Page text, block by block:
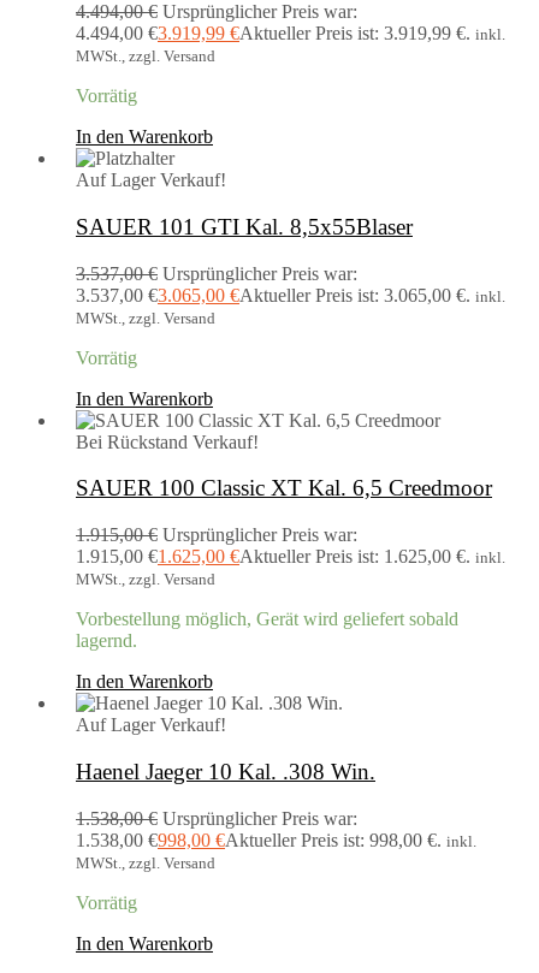
4.494,00€ Ursprünglicher Preis war:
4.494,00 €3.919,99 €Aktueller Preis ist: 3.919,99 €. inkl.
MWSt., zzgl. Versand
Vorrätig
In den Warenkorb
Auf Lager Verkauf!
SAUER 101 GTI Kal. 8,5x55Blaser
3.537,00€ Ursprünglicher Preis war:
3.537,00 €3.065,00 €Aktueller Preis ist: 3.065,00 €. inkl.
MWSt., zzgl. Versand
Vorrätig
In den Warenkorb
Bei Rückstand Verkauf!
SAUER 100 Classic XT Kal. 6,5 Creedmoor
1.915,00€ Ursprünglicher Preis war:
1.915,00 €1.625,00 €Aktueller Preis ist: 1.625,00 €. inkl.
MWSt., zzgl. Versand
Vorbestellung möglich, Gerät wird geliefert sobald
lagernd.
In den Warenkorb
Auf Lager Verkauf!
Haenel Jaeger 10 Kal. .308 Win.
1.538,00€ Ursprünglicher Preis war:
1.538,00 €998,00 €Aktueller Preis ist: 998,00 €. inkl.
MWSt., zzgl. Versand
Vorrätig
In den Warenkorb